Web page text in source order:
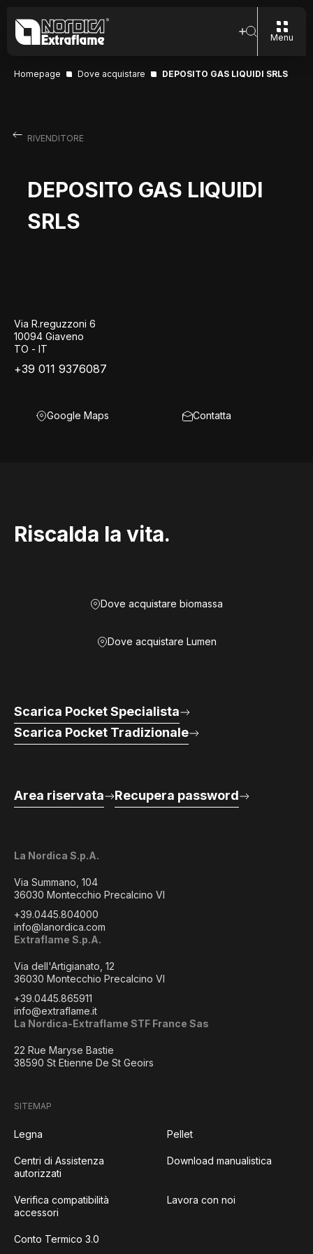
Menu
Homepage Dove acquistare DEPOSITO GAS LIQUIDI SRLS
RIVENDITORE
DEPOSITO GAS LIQUIDI
SRLS
Via R.reguzzoni 6
10094 Giaveno
TO - IT
+39 011 9376087
Google Maps Contatta
Riscalda la vita.
Dove acquistare biomassa
Dove acquistare Lumen
La Nordica S.p.A.
Via Summano, 104
36030 Montecchio Precalcino VI
+39.0445.804000
info@lanordica.com
Extraflame S.p.A.
Via dell'Artigianato, 12
36030 Montecchio Precalcino VI
+39.0445.865911
info@extraflame.it
La Nordica-Extraflame STF France Sas
22 Rue Maryse Bastie
38590 St Etienne De St Geoirs
Scarica Pocket Specialista
Scarica Pocket Tradizionale
Area riservata Recupera password
SITEMAP
Legna Pellet
Centri di Assistenza
autorizzati
Download manualistica
Verifica compatibilità
accessori
Lavora con noi
Conto Termico 3.0